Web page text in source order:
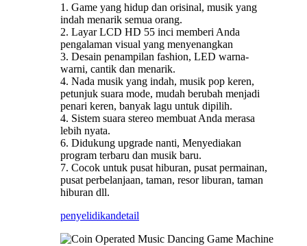
1. Game yang hidup dan orisinal, musik yang
indah menarik semua orang.
2. Layar LCD HD 55 inci memberi Anda
pengalaman visual yang menyenangkan
3. Desain penampilan fashion, LED warna-
warni, cantik dan menarik.
4. Nada musik yang indah, musik pop keren,
petunjuk suara mode, mudah berubah menjadi
penari keren, banyak lagu untuk dipilih.
4. Sistem suara stereo membuat Anda merasa
lebih nyata.
6. Didukung upgrade nanti, Menyediakan
program terbaru dan musik baru.
7. Cocok untuk pusat hiburan, pusat permainan,
pusat perbelanjaan, taman, resor liburan, taman
hiburan dll.
penyelidikandetail